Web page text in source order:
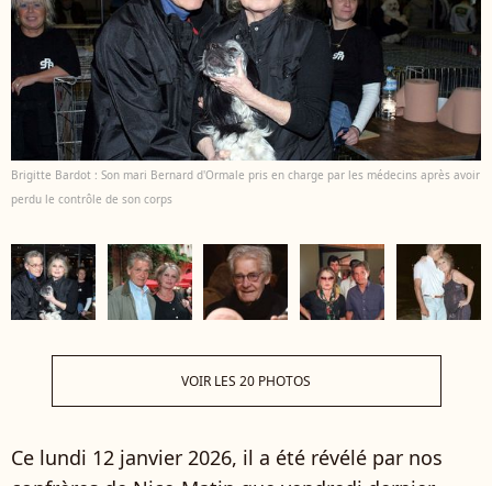
Brigitte Bardot : Son mari Bernard d'Ormale pris en charge par les médecins après avoir
perdu le contrôle de son corps
VOIR LES 20 PHOTOS
Ce lundi 12 janvier 2026, il a été révélé par nos